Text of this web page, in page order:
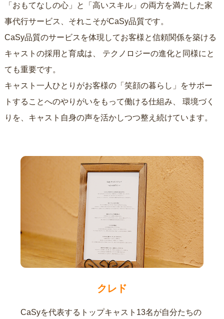
「おもてなしの心」と「高いスキル」の両方を満たした家
事代行サービス、それこそがCaSy品質です。
CaSy品質のサービスを体現してお客様と信頼関係を築ける
キャストの採用と育成は、
ても重要です。
キャスト一人ひとりがお客様の「笑顔の暮らし」をサポー
トすることへのやりがいをもって働ける仕組み、
りを、キャスト自身の声を活かしつつ整え続けています。
クレド
CaSyを代表するトップキャスト13名が自分たちの